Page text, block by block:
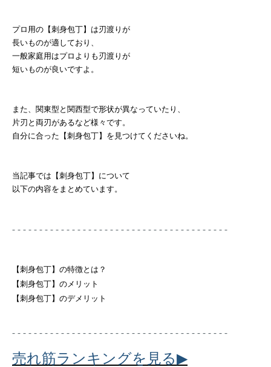
プロ用の【刺身包丁】は刃渡りが
長いものが適しており、
一般家庭用はプロよりも刃渡りが
短いものが良いですよ。
また、関東型と関西型で形状が異なっていたり、
片刃と両刃があるなど様々です。
自分に合った【刺身包丁】を見つけてくださいね。
当記事では【刺身包丁】について
以下の内容をまとめています。
- - - - - - - - - - - - - - - - - - - - - - - - - - - - - - - - - - - - - - - -
【刺身包丁】の特徴とは？
【刺身包丁】のメリット
【刺身包丁】のデメリット
- - - - - - - - - - - - - - - - - - - - - - - - - - - - - - - - - - - - - - - -
売れ筋ランキングを見る▶